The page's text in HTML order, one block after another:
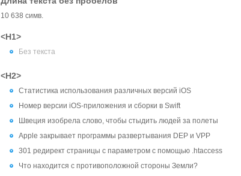
10 638 симв.
<H1>
Без текста
<H2>
Статистика использования различных версий iOS
Номер версии iOS-приложения и сборки в Swift
Швеция изобрела слово, чтобы стыдить людей за полеты
Apple закрывает программы развертывания DEP и VPP
301 редирект страницы с параметром с помощью .htaccess
Что находится с противоположной стороны Земли?